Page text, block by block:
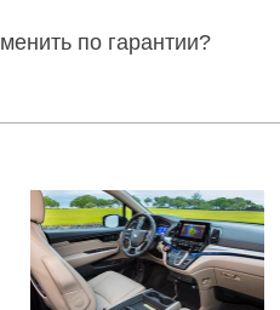
по гарантии?